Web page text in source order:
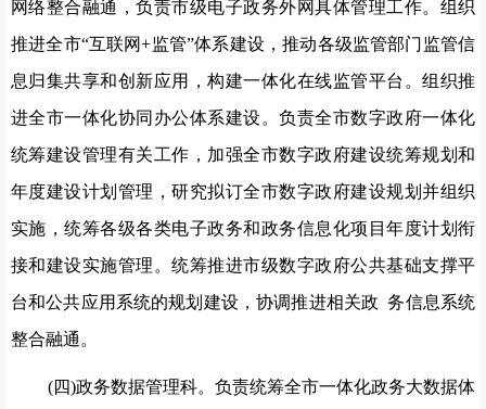
网络整合融通，负责市级电子政务外网具体管理工作。组织
推进全市“互联网+监管”体系建设，推动各级监管部门监管信
息归集共享和创新应用，构建一体化在线监管平台。组织推
进全市一体化协同办公体系建设。负责全市数字政府一体化
统筹建设管理有关工作，加强全市数字政府建设统筹规划和
年度建设计划管理，研究拟订全市数字政府建设规划并组织
实施，统筹各级各类电子政务和政务信息化项目年度计划衔
接和建设实施管理。统筹推进市级数字政府公共基础支撑平
台和公共应用系统的规划建设，协调推进相关政务信息系统
整合融通。
(四)政务数据管理科。 负责统筹全市一体化政务大数据体